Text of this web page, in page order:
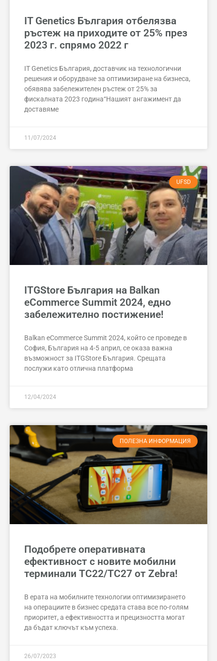
IT Genetics България отбелязва
ръстеж на приходите от 25% през
2023 г. спрямо 2022 г
IT Genetics България, доставчик на технологични
решения и оборудване за оптимизиране на бизнеса,
обявява забележителен ръстеж от 25% за
фискалната 2023 година“Нашият ангажимент да
доставяме
11/07/2024
UFSD
ITGStore България на Balkan
eCommerce Summit 2024, едно
забележително постижение!
Balkan eCommerce Summit 2024, който се проведе в
София, България на 4-5 април, се оказа важна
възможност за ITGStore България. Срещата
послужи като отлична платформа
12/04/2024
ПОЛЕЗНА ИНФОРМАЦИЯ
Подобрете оперативната
ефективност с новите мобилни
терминали TC22/TC27 от Zebra!
В ерата на мобилните технологии оптимизирането
на операциите в бизнес средата става все по-голям
приоритет, а ефективността и прецизността могат
да бъдат ключът към успеха.
26/07/2023